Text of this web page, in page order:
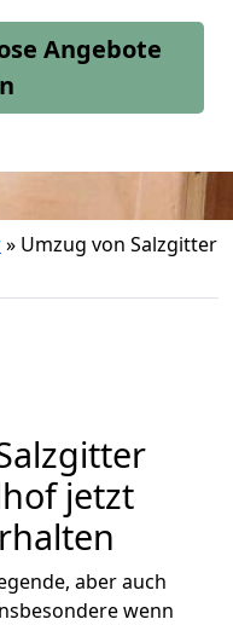
Angebote
» Umzug von Salzgitter
jetzt
aber auch
wenn